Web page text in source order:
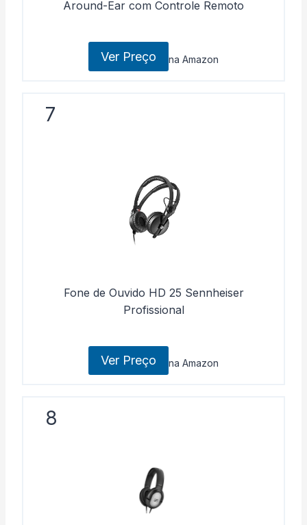
Around-Ear com Controle Remoto
Ver Preço na Amazon
7
Fone de Ouvido HD 25 Sennheiser
Profissional
Ver Preço na Amazon
8